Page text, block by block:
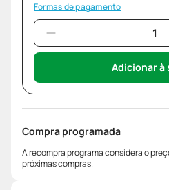
Formas de pagamento
Adicionar à
Compra programada
A recompra programa considera o
próximas compras.